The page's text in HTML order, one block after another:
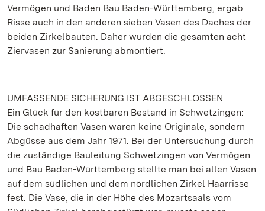
Vermögen und Baden Bau Baden-Württemberg, ergab
Risse auch in den anderen sieben Vasen des Daches der
beiden Zirkelbauten. Daher wurden die gesamten acht
Ziervasen zur Sanierung abmontiert.
UMFASSENDE SICHERUNG IST ABGESCHLOSSEN
Ein Glück für den kostbaren Bestand in Schwetzingen:
Die schadhaften Vasen waren keine Originale, sondern
Abgüsse aus dem Jahr 1971. Bei der Untersuchung durch
die zuständige Bauleitung Schwetzingen von Vermögen
und Bau Baden-Württemberg stellte man bei allen Vasen
auf dem südlichen und dem nördlichen Zirkel Haarrisse
fest. Die Vase, die in der Höhe des Mozartsaals vom